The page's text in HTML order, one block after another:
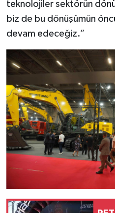
teknolojiler sektörün
biz de bu dönüşümün
devam edeceğiz.”